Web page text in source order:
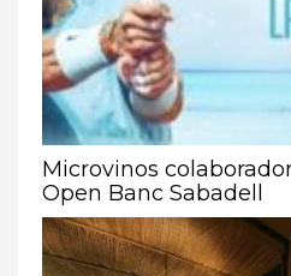
Microvinos
Open Banc Sabadell